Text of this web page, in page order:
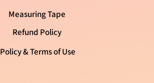
Measuring Tape
Refund Policy
Policy & Terms of Use